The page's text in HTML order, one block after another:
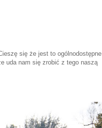
się że jest to ogólnodostępne
uda nam się zrobić z tego naszą